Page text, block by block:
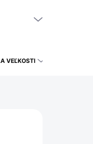
NÁKUPNÝ KOŠÍK
VEĽKOSTI